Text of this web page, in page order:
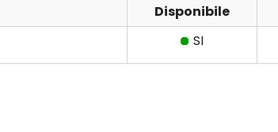
Disponibile
SI